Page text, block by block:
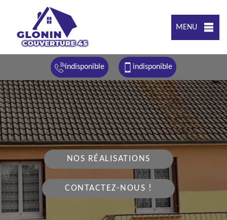
MENU
indisponible indisponible
NOS RÉALISATIONS
CONTACTEZ-NOUS !